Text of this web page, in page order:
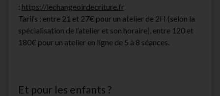
: https://lechangeoirdecriture.fr
Tarifs : entre 21 et 27€ pour un atelier de 2H (selon la
spécialisation de l’atelier et son horaire), entre 120 et
180€ pour un atelier en ligne de 5 à 8 séances.
Et pour les enfants ?